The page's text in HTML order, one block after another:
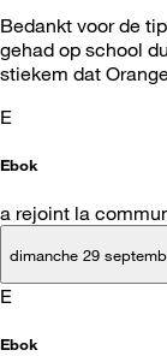
Bedankt voor de
gehad op school
stiekem dat
E
Ebok
a rejoint la
dimanche 29
E
Ebok